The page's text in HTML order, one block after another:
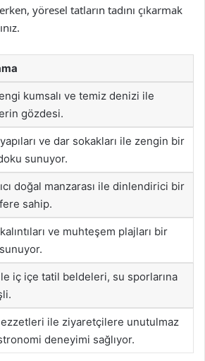
yöresel tatların tadını çıkarmak
kumsalı ve temiz denizi ile
gözdesi.
ve dar sokakları ile zengin bir
sunuyor.
doğal manzarası ile dinlendirici bir
sahip.
ve muhteşem plajları bir
iç içe tatil beldeleri, su sporlarına
ile ziyaretçilere unutulmaz
deneyimi sağlıyor.